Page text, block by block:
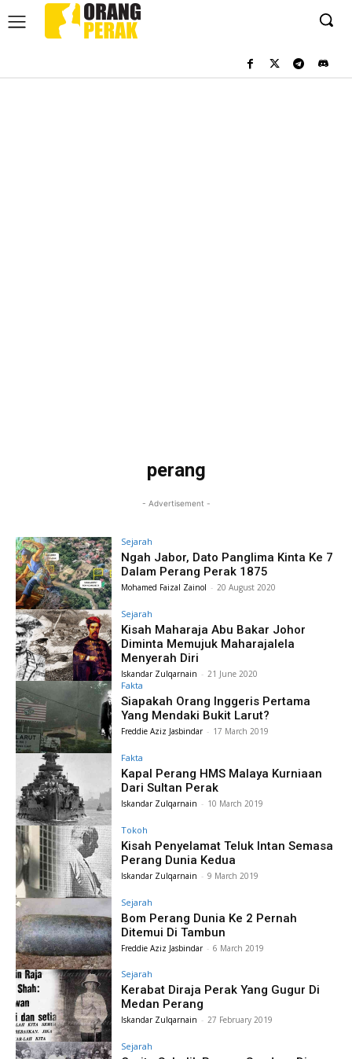
perang
- Advertisement -
Sejarah
Ngah Jabor, Dato Panglima Kinta Ke 7
Dalam Perang Perak 1875
Mohamed Faizal Zainol - 20 August 2020
Sejarah
Kisah Maharaja Abu Bakar Johor
Diminta Memujuk Maharajalela
Menyerah Diri
Iskandar Zulqarnain - 21 June 2020
Fakta
Siapakah Orang Inggeris Pertama
Yang Mendaki Bukit Larut?
Freddie Aziz Jasbindar - 17 March 2019
Fakta
Kapal Perang HMS Malaya Kurniaan
Dari Sultan Perak
Iskandar Zulqarnain - 10 March 2019
Tokoh
Kisah Penyelamat Teluk Intan Semasa
Perang Dunia Kedua
Iskandar Zulqarnain - 9 March 2019
Sejarah
Bom Perang Dunia Ke 2 Pernah
Ditemui Di Tambun
Freddie Aziz Jasbindar - 6 March 2019
Sejarah
Kerabat Diraja Perak Yang Gugur Di
Medan Perang
Iskandar Zulqarnain - 27 February 2019
Sejarah